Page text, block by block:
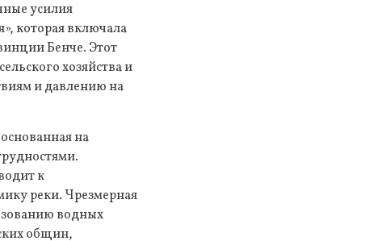
усилия
которая включала
Бенче. Этот
хозяйства и
и давлению на
на
к
реки. Чрезмерная
водных
общин,